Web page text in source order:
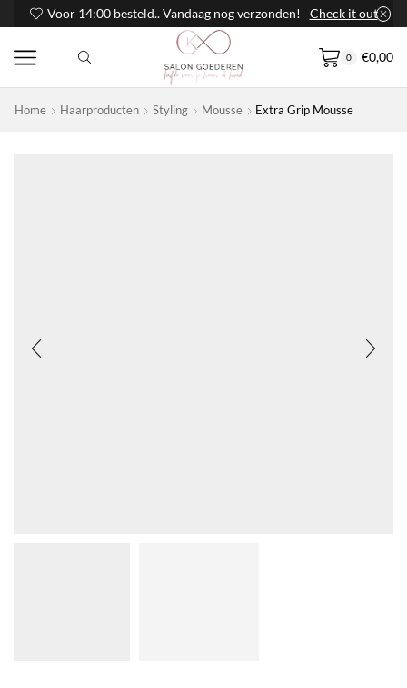
Voor 14:00 besteld.. Vandaag nog verzonden! Check it out
0 €0,00
Home Haarproducten Styling Mousse Extra Grip Mousse